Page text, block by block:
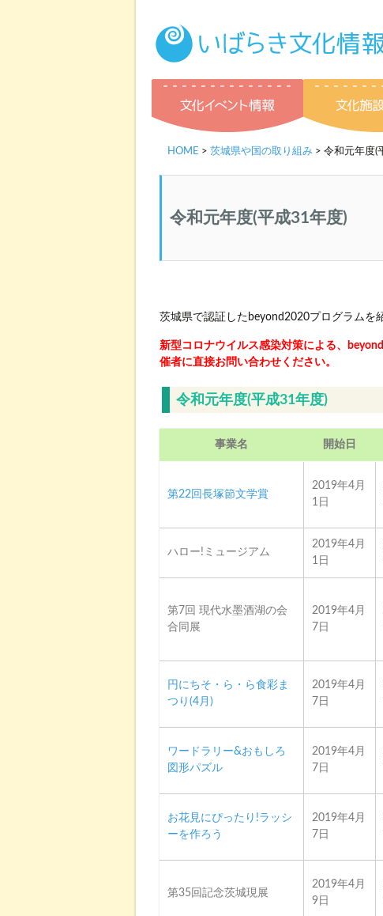
文化イベント情
HOME > 茨城県や国の取り組み > 令和元年度(
令和元年度(平成31年度)
茨城県で認証したbeyond2020プログラムを
新型コロナウイルス感染対策による、
催者に直接お問い合わせください。
令和元年度(平成31年度)
事業名 開始日
第22回長塚節文学賞
2019年4月
1日
ハロー!ミュージアム
2019年4月
1日
第7回 現代水墨酒湖の会
合同展
2019年4月
7日
円にちそ・ら・ら食彩ま
つり(4月)
2019年4月
7日
ワードラリー&おもしろ
図形パズル
2019年4月
7日
お花見にぴったり!ラッシ
ーを作ろう
2019年4月
7日
第35回記念茨城現展
2019年4月
9日